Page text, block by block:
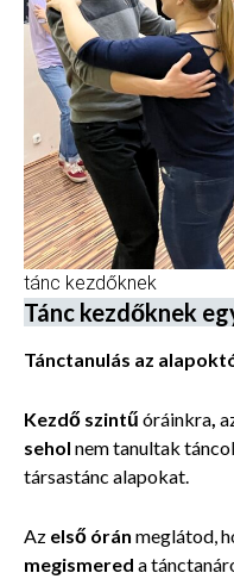
tánc kezdőknek
Tánc kezdőknek
Tánctanulás az
Kezdő szintű óráinkra
sehol nem tanultak
társastánc alapokat.
Az első órán meglátod,
megismered a